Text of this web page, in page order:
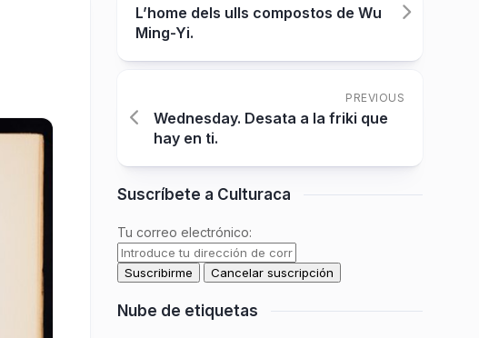
L’home dels ulls compostos de Wu
Ming-Yi.
PREVIOUS
Wednesday. Desata a la friki que
hay en ti.
Suscríbete a Culturaca
Tu correo electrónico:
Nube de etiquetas